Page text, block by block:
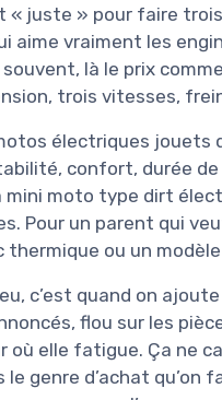
« juste » pour faire
aime vraiment les
là le prix
trois vitesses,
électriques jouets
confort, durée de
mini moto type dirt
Pour un parent qui
ou un
c’est quand on
flou sur les
où elle fatigue. Ça ne
le genre d’achat